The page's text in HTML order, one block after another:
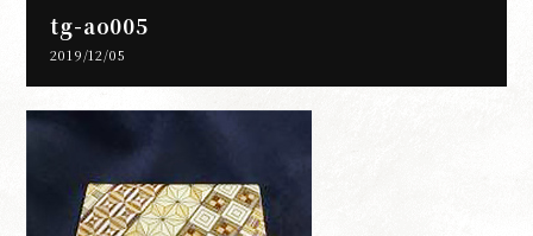
tg-ao005
2019/12/05